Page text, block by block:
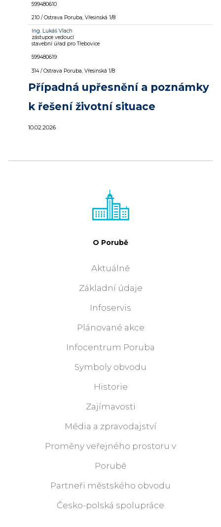
599480610
210 / Ostrava Poruba, Vřesinská 1/8
Ing. Lukáš Vlach
zástupce vedoucí
stavební úřad pro Třebovice
599480619
314 / Ostrava Poruba, Vřesinská 1/8
Případná upřesnění a poznámky
k řešení životní situace
10.02.2026
O Porubě
Aktuálně
Základní údaje
Infoservis
Plánované akce
Infocentrum Poruba
Symboly obvodu
Historie
Zajímavosti
Média a zpravodajství
Proměny veřejného prostoru v
Porubě
Partneři městského obvodu
Česko-polská spolupráce